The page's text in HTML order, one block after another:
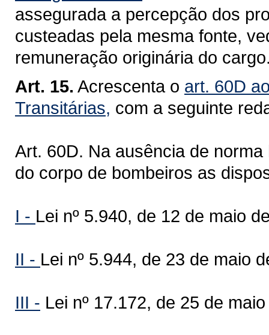
assegurada a percepção dos
custeadas pela mesma fonte,
remuneração originária do
Art. 15. Acrescenta o art. 60D
Transitárias, com a seguinte
Art. 60D. Na ausência de
do corpo de bombeiros as
I - Lei nº 5.940, de 12 de maio
II - Lei nº 5.944, de 23 de maio
III - Lei nº 17.172, de 25 de